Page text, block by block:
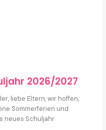
2026/2027
liebe Eltern, wir hoffen,
Sommerferien und
neues Schuljahr